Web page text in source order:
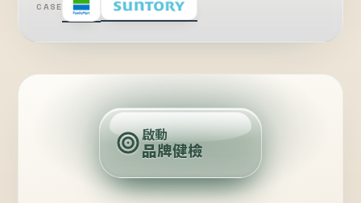
CASE
定
位
點
啟動
品牌健檢